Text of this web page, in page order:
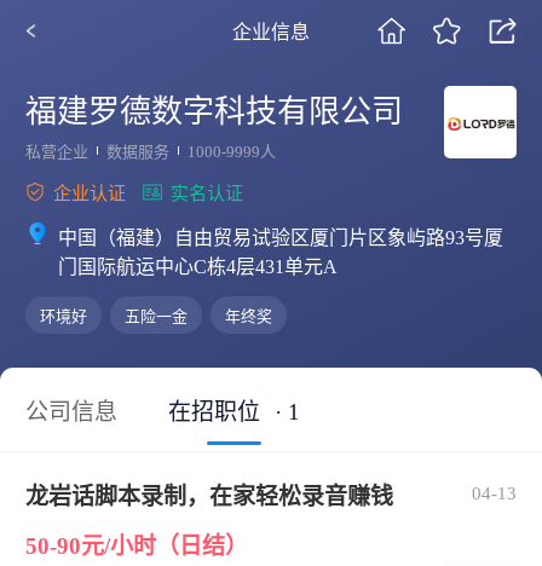
企业信息
福建罗德数字科技有限公司
私营企业 数据服务 1000-9999人
企业认证 实名认证
中国（福建）自由贸易试验区厦门片区象屿路93号厦
门国际航运中心C栋4层431单元A
环境好 五险一金 年终奖
公司信息 在招职位 · 1
龙岩话脚本录制，在家轻松录音赚钱 04-13
50-90元/小时（日结）